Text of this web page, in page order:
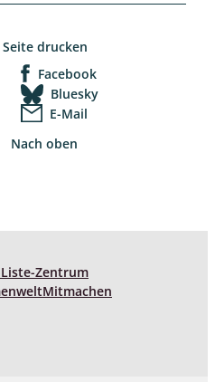
Seite drucken
Facebook
Bluesky
E-Mail
Nach oben
Zentrum
Mitmachen